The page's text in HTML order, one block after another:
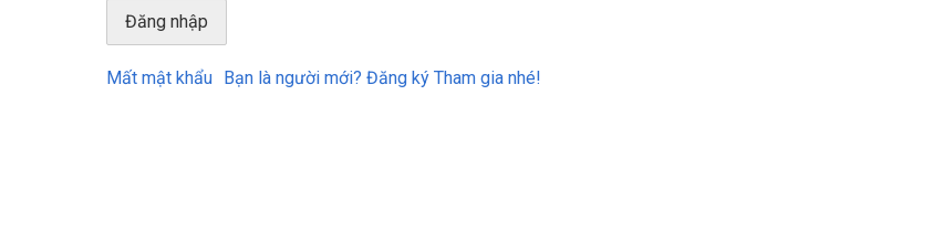
Mất mật khẩu Bạn là người mới? Đăng ký Tham gia nhé!